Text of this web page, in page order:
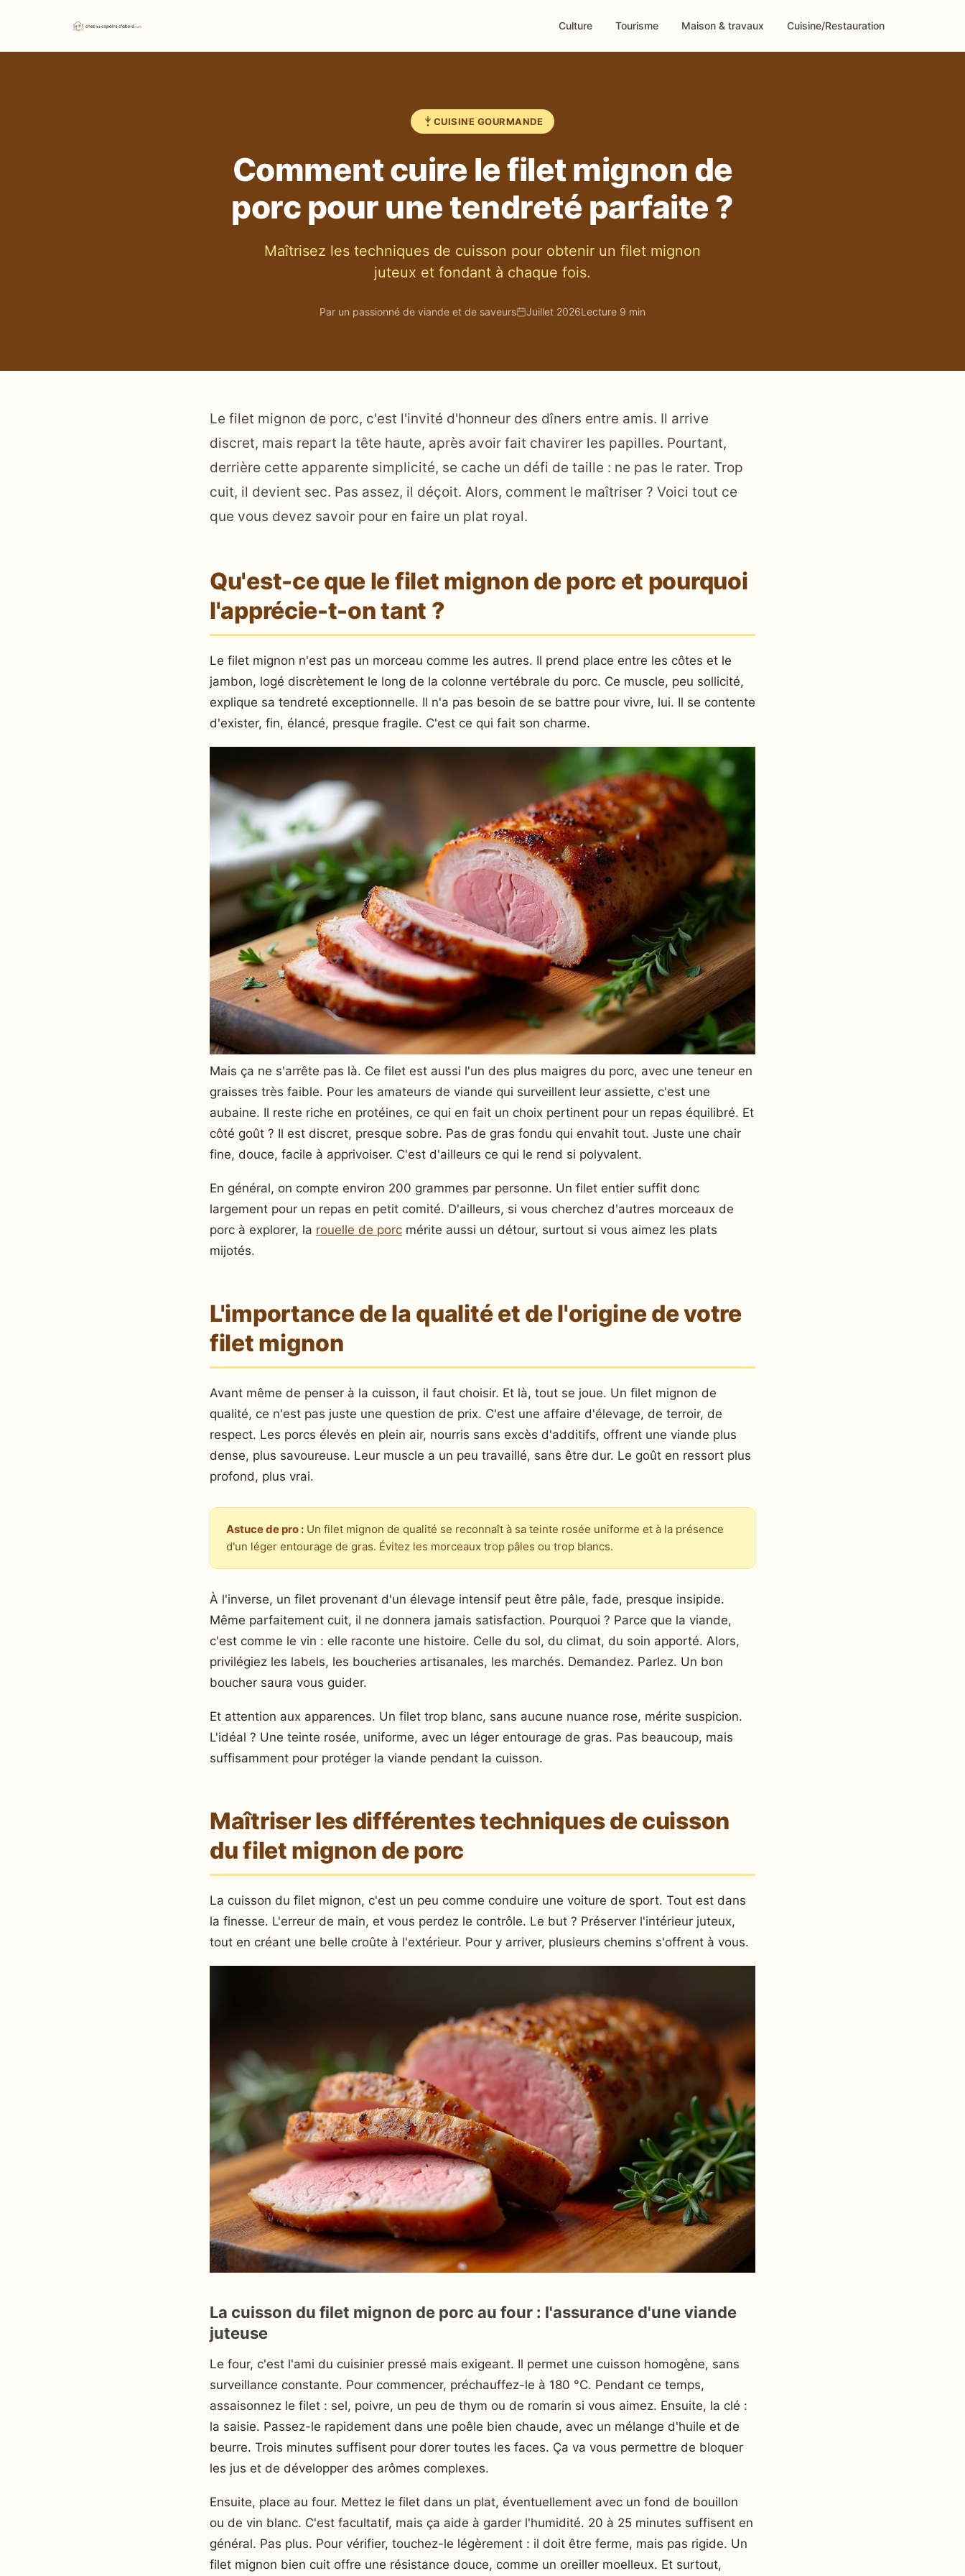
Culture Tourisme Maison & travaux Cuisine/Restauration
CUISINE GOURMANDE
Comment cuire le filet mignon de
porc pour une tendreté parfaite ?
Maîtrisez les techniques de cuisson pour obtenir un filet mignon
juteux et fondant à chaque fois.
Par un passionné de viande et de saveurs Juillet 2026Lecture 9 min
Le filet mignon de porc, c'est l'invité d'honneur des dîners entre amis. Il arrive
discret, mais repart la tête haute, après avoir fait chavirer les papilles. Pourtant,
derrière cette apparente simplicité, se cache un défi de taille : ne pas le rater. Trop
cuit, il devient sec. Pas assez, il déçoit. Alors, comment le maîtriser ? Voici tout ce
que vous devez savoir pour en faire un plat royal.
Qu'est-ce que le filet mignon de porc et pourquoi
l'apprécie-t-on tant ?
Le filet mignon n'est pas un morceau comme les autres. Il prend place entre les côtes et le
jambon, logé discrètement le long de la colonne vertébrale du porc. Ce muscle, peu sollicité,
explique sa tendreté exceptionnelle. Il n'a pas besoin de se battre pour vivre, lui. Il se contente
d'exister, fin, élancé, presque fragile. C'est ce qui fait son charme.
Mais ça ne s'arrête pas là. Ce filet est aussi l'un des plus maigres du porc, avec une teneur en
graisses très faible. Pour les amateurs de viande qui surveillent leur assiette, c'est une
aubaine. Il reste riche en protéines, ce qui en fait un choix pertinent pour un repas équilibré. Et
côté goût ? Il est discret, presque sobre. Pas de gras fondu qui envahit tout. Juste une chair
fine, douce, facile à apprivoiser. C'est d'ailleurs ce qui le rend si polyvalent.
En général, on compte environ 200 grammes par personne. Un filet entier suffit donc
largement pour un repas en petit comité. D'ailleurs, si vous cherchez d'autres morceaux de
porc à explorer, la rouelle de porc mérite aussi un détour, surtout si vous aimez les plats
mijotés.
L'importance de la qualité et de l'origine de votre
filet mignon
Avant même de penser à la cuisson, il faut choisir. Et là, tout se joue. Un filet mignon de
qualité, ce n'est pas juste une question de prix. C'est une affaire d'élevage, de terroir, de
respect. Les porcs élevés en plein air, nourris sans excès d'additifs, offrent une viande plus
dense, plus savoureuse. Leur muscle a un peu travaillé, sans être dur. Le goût en ressort plus
profond, plus vrai.
Astuce de pro : Un filet mignon de qualité se reconnaît à sa teinte rosée uniforme et à la présence
d'un léger entourage de gras. Évitez les morceaux trop pâles ou trop blancs.
À l'inverse, un filet provenant d'un élevage intensif peut être pâle, fade, presque insipide.
Même parfaitement cuit, il ne donnera jamais satisfaction. Pourquoi ? Parce que la viande,
c'est comme le vin : elle raconte une histoire. Celle du sol, du climat, du soin apporté. Alors,
privilégiez les labels, les boucheries artisanales, les marchés. Demandez. Parlez. Un bon
boucher saura vous guider.
Et attention aux apparences. Un filet trop blanc, sans aucune nuance rose, mérite suspicion.
L'idéal ? Une teinte rosée, uniforme, avec un léger entourage de gras. Pas beaucoup, mais
suffisamment pour protéger la viande pendant la cuisson.
Maîtriser les différentes techniques de cuisson
du filet mignon de porc
La cuisson du filet mignon, c'est un peu comme conduire une voiture de sport. Tout est dans
la finesse. L'erreur de main, et vous perdez le contrôle. Le but ? Préserver l'intérieur juteux,
tout en créant une belle croûte à l'extérieur. Pour y arriver, plusieurs chemins s'offrent à vous.
La cuisson du filet mignon de porc au four : l'assurance d'une viande
juteuse
Le four, c'est l'ami du cuisinier pressé mais exigeant. Il permet une cuisson homogène, sans
surveillance constante. Pour commencer, préchauffez-le à 180 °C. Pendant ce temps,
assaisonnez le filet : sel, poivre, un peu de thym ou de romarin si vous aimez. Ensuite, la clé :
la saisie. Passez-le rapidement dans une poêle bien chaude, avec un mélange d'huile et de
beurre. Trois minutes suffisent pour dorer toutes les faces. Ça va vous permettre de bloquer
les jus et de développer des arômes complexes.
Ensuite, place au four. Mettez le filet dans un plat, éventuellement avec un fond de bouillon
ou de vin blanc. C'est facultatif, mais ça aide à garder l'humidité. 20 à 25 minutes suffisent en
général. Pas plus. Pour vérifier, touchez-le légèrement : il doit être ferme, mais pas rigide. Un
filet mignon bien cuit offre une résistance douce, comme un oreiller moelleux. Et surtout,